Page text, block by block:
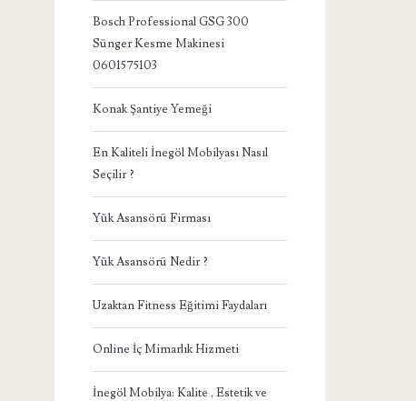
Bosch Professional GSG 300
Sünger Kesme Makinesi
0601575103
Konak Şantiye Yemeği
En Kaliteli İnegöl Mobilyası Nasıl
Seçilir ?
Yük Asansörü Firması
Yük Asansörü Nedir ?
Uzaktan Fitness Eğitimi Faydaları
Online İç Mimarlık Hizmeti
İnegöl Mobilya: Kalite , Estetik ve